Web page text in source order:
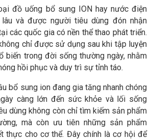
đồ uống bổ sung ION hay nước điện
và được người tiêu dùng đón nhận
các quốc gia có nền thể thao phát triển.
chỉ được sử dụng sau khi tập luyện
biến trong đời sống thường ngày, nhằm
hồi phục và duy trì sự tỉnh táo.
bổ sung ion đang gia tăng nhanh chóng
càng lớn đến sức khỏe và lối sống
dùng không còn chỉ tìm kiếm sản phẩm
mà còn ưu tiên những sản phẩm
thực cho cơ thể. Đây chính là cơ hội để